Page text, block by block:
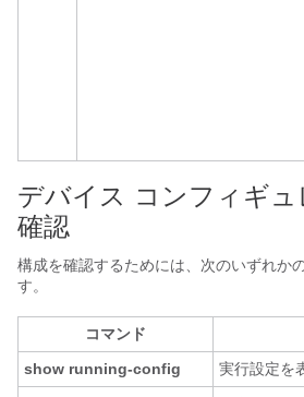
デバイス コンフィギ
確認
構成を確認するためには、次のいずれか
す。
コマンド
show running-config
実行設定を